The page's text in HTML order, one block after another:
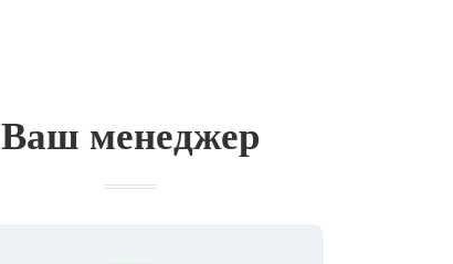
Ваш менеджер